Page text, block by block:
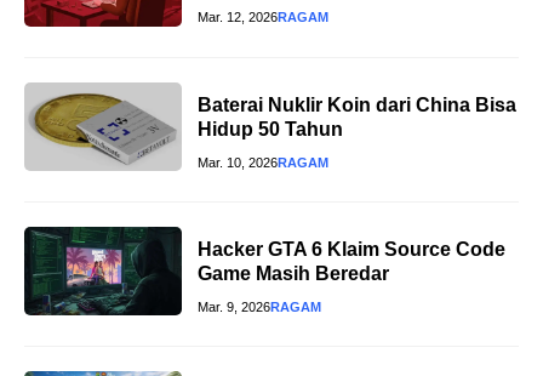
Mar. 12, 2026RAGAM
Baterai Nuklir Koin dari China Bisa
Hidup 50 Tahun
Mar. 10, 2026RAGAM
Hacker GTA 6 Klaim Source Code
Game Masih Beredar
Mar. 9, 2026RAGAM